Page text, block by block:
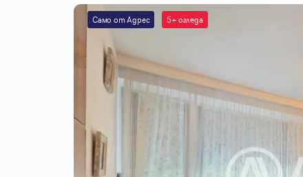
Само от Адрес 5+ огледа